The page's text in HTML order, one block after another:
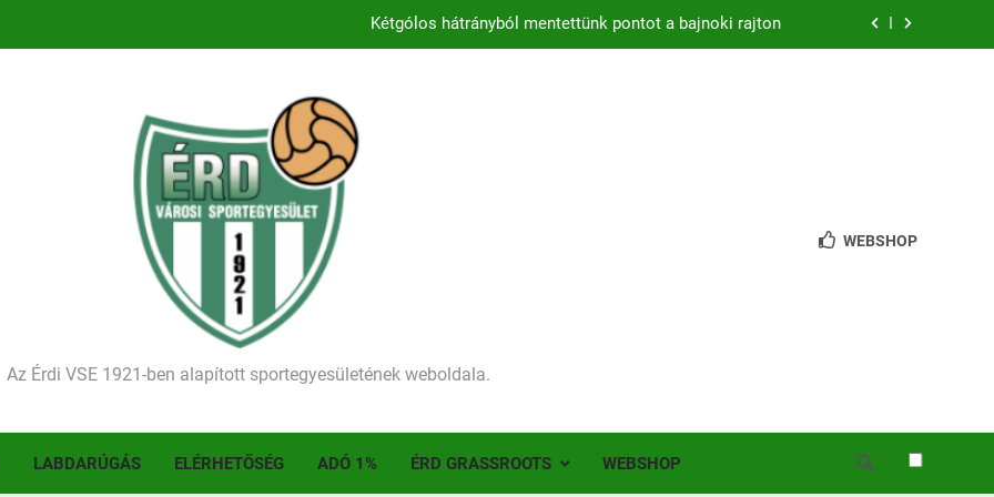
Kezdődik a 2026–2027-es szezon – hazai pályán rajtol az Érdi VSE!
Ellenfelünk visszalépése miatt játék nélkül jutottunk tovább a MOL Magyar Kupában
Kezdődik a 2026–2027-es szezon – hazai pályán rajtol az Érdi VSE!
Történelmet írt az I. Érdi Football Fesztivál – több mint 200 játékos lépett pályára Érden
Az Érdi VSE 1921-ben alapított sportegyesületének weboldala.
WEBSHOP
LABDARÚGÁS ELÉRHETŐSÉG ADÓ 1% ÉRD GRASSROOTS WEBSHOP